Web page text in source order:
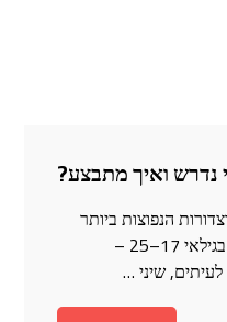
נדרש ואיך מתבצע?
הנפוצות ביותר
בתחום רפואת השיניים, במיוחד בגילאי 17–25 –
שיני …